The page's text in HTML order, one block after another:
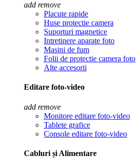
add remove
Placute rapide
Huse protectie camera
Suporturi magnetice
Intretinere aparate foto
Masini de fum
Folii de protectie camera foto
Alte accesorii
Editare foto-video
add remove
Monitore editare foto-video
Tablete grafice
Console editare foto-video
Cabluri și Alimentare